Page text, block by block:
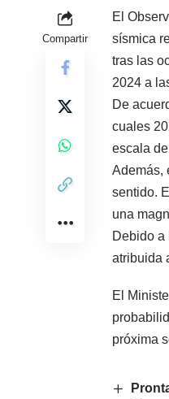
Compartir
El
sísmica
tras las
2024 a
De
cuales
escala
Además,
sentido.
una
Debido a
atribuida
El
próxima